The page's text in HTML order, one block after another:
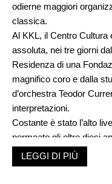
odierne maggiori
classica.
Al KKL, il Centro Cultura
assoluta, nei tre giorni
Residenza di una
magnifico coro e dalla
d’orchestra Teodor
interpretazioni.
Costante è stato l’alto
permeato gli oltre dieci
Merito indiscusso della
ha sempre voluto
LEGGI DI PIÙ